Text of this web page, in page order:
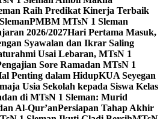
Raih Predikat Kinerja Terbaik
PMBM MTsN 1 Sleman
2026/2027Hari Pertama Masuk,
Syawalan dan Ikrar Saling
Usai Lebaran, MTsN 1
Sore Ramadan MTsN 1
Penting dalam HidupKUA Seyegan
Usia Sekolah kepada Siswa Kelas
di MTsN 1 Sleman: Murid
Al-Qur’anPersiapan Tahap Akhir